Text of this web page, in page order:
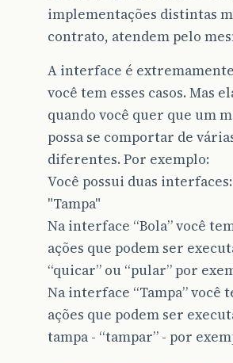
implementações distintas
contrato, atendem pelo
A interface é
você tem esses casos. Mas
quando você quer que um
possa se comportar de
diferentes. Por exemplo:
Você possui duas
"Tampa"
Na interface “Bola” você
ações que podem ser
“quicar” ou “pular” por
Na interface “Tampa” você
ações que podem ser
tampa - “tampar” - por